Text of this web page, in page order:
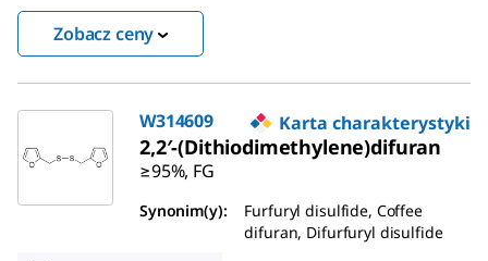
Zobacz ceny
W314609 Karta charakterystyki
2,2′-(Dithiodimethylene)difuran
≥95%, FG
Synonim(y):
Furfuryl disulfide, Coffee
difuran, Difurfuryl disulfide